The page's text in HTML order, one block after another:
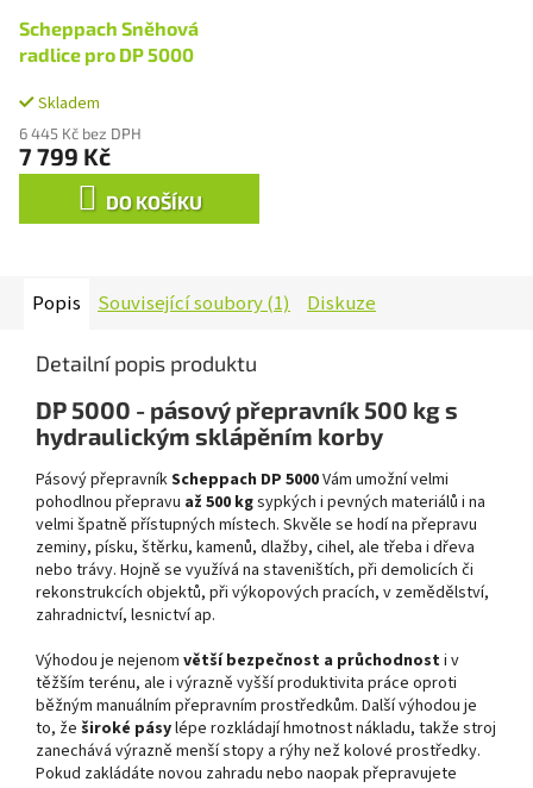
Scheppach Sněhová
radlice pro DP 5000
Skladem
6 445 Kč bez DPH
7 799 Kč
DO KOŠÍKU
Popis Související soubory (1) Diskuze
Detailní popis produktu
DP 5000 - pásový přepravník 500 kg s
hydraulickým sklápěním korby
Pásový přepravníkScheppach DP 5000Vám umožní velmi
pohodlnou přepravu až 500 kgsypkých i pevných materiálů i na
velmi špatně přístupných místech. Skvěle se hodí na přepravu
zeminy, písku, štěrku, kamenů, dlažby, cihel, ale třeba i dřeva
nebo trávy. Hojně se využívá na staveništích, při demolicích či
rekonstrukcích objektů, při výkopových pracích, v zemědělství,
zahradnictví, lesnictví ap.
Výhodou je nejenom větší bezpečnost a průchodnosti v
těžším terénu, ale i výrazně vyšší produktivita práce oproti
běžným manuálním přepravním prostředkům. Další výhodou je
to, že široké pásylépe rozkládají hmotnost nákladu, takže stroj
zanechává výrazně menší stopy a rýhy než kolové prostředky.
Pokud zakládáte novou zahradu nebo naopak přepravujete